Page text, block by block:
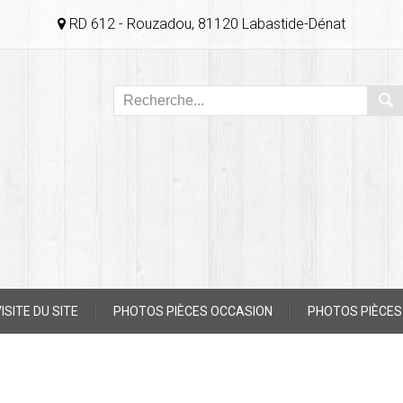
RD 612 - Rouzadou, 81120 Labastide-Dénat
DU SITE PHOTOS PIÈCES OCCASION PHOTOS